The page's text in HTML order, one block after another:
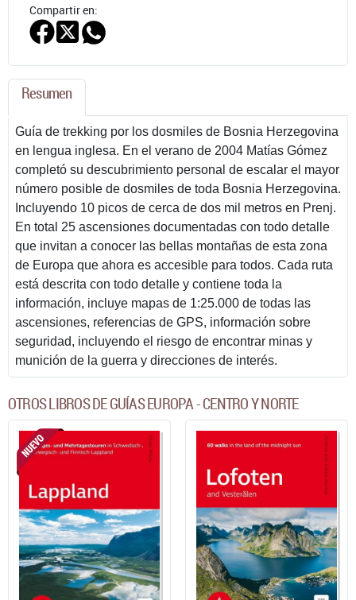
Compartir en:
Resumen
Guía de trekking por los dosmiles de Bosnia Herzegovina
en lengua inglesa. En el verano de 2004 Matías Gómez
completó su descubrimiento personal de escalar el mayor
número posible de dosmiles de toda Bosnia Herzegovina.
Incluyendo 10 picos de cerca de dos mil metros en Prenj.
En total 25 ascensiones documentadas con todo detalle
que invitan a conocer las bellas montañas de esta zona
de Europa que ahora es accesible para todos. Cada ruta
está descrita con todo detalle y contiene toda la
información, incluye mapas de 1:25.000 de todas las
ascensiones, referencias de GPS, información sobre
seguridad, incluyendo el riesgo de encontrar minas y
munición de la guerra y direcciones de interés.
OTROS LIBROS DE GUÍAS EUROPA - CENTRO Y NORTE